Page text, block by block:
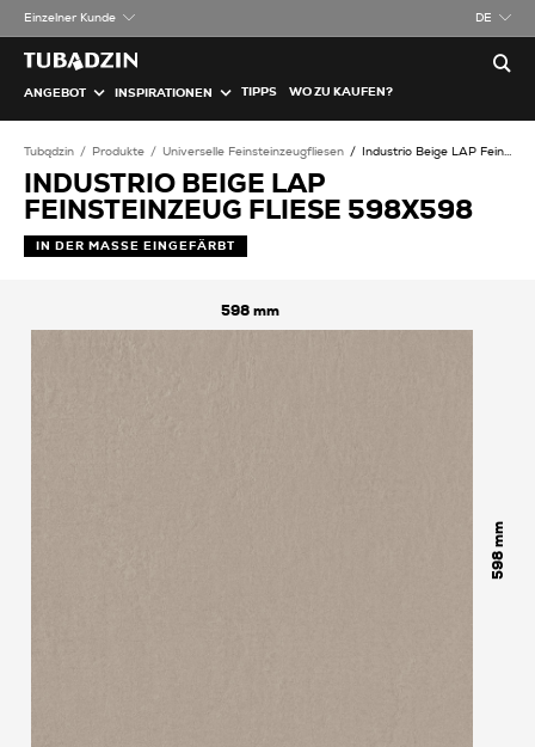
Einzelner Kunde DE
ANGEBOT INSPIRATIONEN TIPPS WO ZU KAUFEN?
Tubądzin Produkte Universelle Feinsteinzeugfliesen Industrio Beige LAP Feinsteinzeug Fliese
INDUSTRIO BEIGE LAP
FEINSTEINZEUG FLIESE 598X598
IN DER MASSE EINGEFÄRBT
598
598